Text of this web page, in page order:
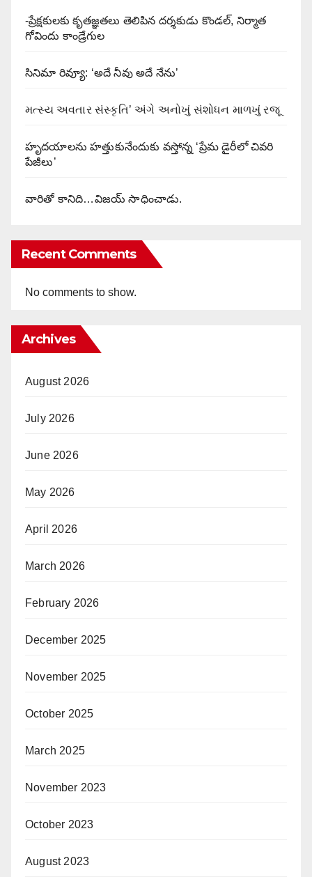
-ప్రేక్షకులకు కృతజ్ఞతలు తెలిపిన దర్శకుడు కొండల్, నిర్మాత
గోవిందు కాండ్రేగుల
సినిమా రివ్యూ: ‘అదే నీవు అదే నేను’
મત્સ્ય અવતાર સંસ્કૃતિ’ અંગે અનોખું સંશોધન માળખું રજૂ
హృదయాలను హత్తుకునేందుకు వస్తోన్న ‘ప్రేమ డైరీలో చివరి
పేజీలు’
వారితో కానిది…విజయ్ సాధించాడు.
Recent Comments
No comments to show.
Archives
August 2026
July 2026
June 2026
May 2026
April 2026
March 2026
February 2026
December 2025
November 2025
October 2025
March 2025
November 2023
October 2023
August 2023